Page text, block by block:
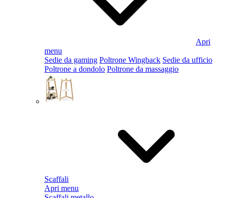
Apri
menu
Sedie da gaming Poltrone Wingback Sedie da ufficio
Poltrone a dondolo Poltrone da massaggio
Scaffali
Apri menu